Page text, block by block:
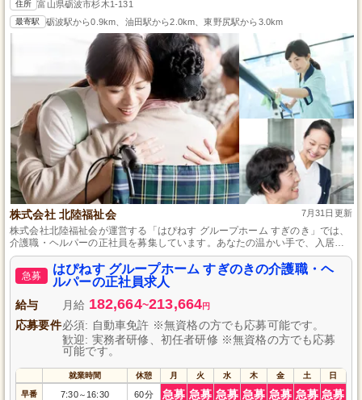
住所 富山県砺波市杉木1-131
最寄駅 砺波駅から0.9km、油田駅から2.0km、東野尻駅から3.0km
株式会社 北陸福祉会 7月31日更新
株式会社北陸福祉会が運営する「はぴねす グループホーム すぎのき」では、
介護職・ヘルパーの正社員を募集しています。あなたの温かい手で、入居者
さまの日常生活をサポートしませんか？資格や経験は問わず、初めての方で
も安心して働ける環境を整えています。地域に密着した温かみのある職場
で、あなたの力を発揮しましょう。興味のある方はぜひご応募ください！
急募
はぴねす グループホーム すぎのきの介護職・ヘ
ルパーの正社員求人
給与 月給 182,664~213,664円
応募要件必須: 自動車免許 ※無資格の方でも応募可能です。
歓迎: 実務者研修、初任者研修 ※無資格の方でも応募
可能です。
就業時間 休憩 月 火 水 木 金 土 日
早番 7:30～ 16:30 60分 急募 急募 急募 急募 急募 急募 急募